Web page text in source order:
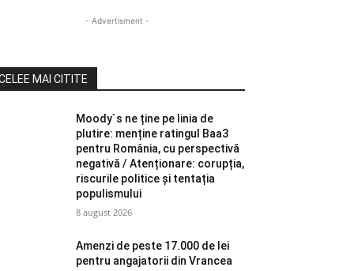
- Advertisment -
MAI CITITE
Moody`s ne ține pe linia de
plutire: menține ratingul Baa3
pentru România, cu perspectivă
negativă / Atenționare: corupția,
riscurile politice și tentația
populismului
8 august 2026
Amenzi de peste 17.000 de lei
pentru angajatorii din Vrancea